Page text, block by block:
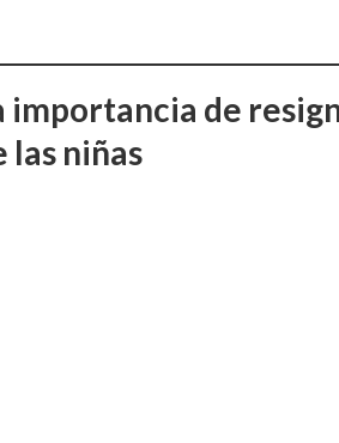
importancia de
las niñas